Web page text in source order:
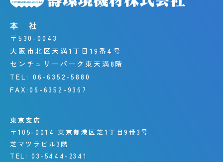
本 社
〒530-0043
大阪市北区天満1丁目19番4号
センチュリーパーク東天満8階
TEL: 06-6352-5880
FAX:06-6352-9367
東京支店
〒105-0014 東京都港区芝1丁目9番3号
芝マツラビル3階
TEL: 03-5444-2341